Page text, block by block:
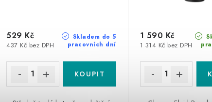
Skladem do 5
pracovních dní
437 Kč bez DPH
529 Kč
1 314 Kč bez DPH
1 590 Kč